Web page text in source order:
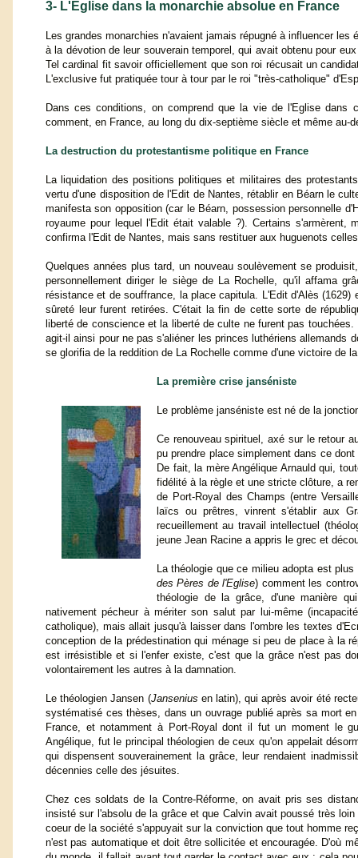
3- L'Eglise dans la monarchie absolue en France
Les grandes monarchies n'avaient jamais répugné à influencer
à la dévotion de leur souverain temporel, qui avait obtenu pour
Tel cardinal fit savoir officiellement que son roi récusait un
L'exclusive fut pratiquée tour à tour par le roi "très-catholique"
Dans ces conditions, on comprend que la vie de l'Eglise dans
comment, en France, au long du dix-septième siècle et même
La destruction du protestantisme politique en France
La liquidation des positions politiques et militaires des
vertu d'une disposition de l'Edit de Nantes, rétablir en Béarn le
manifesta son opposition (car le Béarn, possession personnelle
royaume pour lequel l'Edit était valable ?). Certains
confirma l'Edit de Nantes, mais sans restituer aux huguenots
Quelques années plus tard, un nouveau soulèvement se
personnellement diriger le siège de La Rochelle, qu'il affama
résistance et de souffrance, la place capitula. L'Edit d'Alès
sûreté leur furent retirées. C'était la fin de cette sorte de
liberté de conscience et la liberté de culte ne furent pas
agit-il ainsi pour ne pas s'aliéner les princes luthériens allemands
se glorifia de la reddition de La Rochelle comme d'une victoire de
La première crise janséniste
Le problème janséniste est né de la
Ce renouveau spirituel, axé sur le retour
pu prendre place simplement dans ce
De fait, la mère Angélique Arnauld qui,
fidélité à la règle et une stricte clôture, a
de Port-Royal des Champs (entre
laïcs ou prêtres, vinrent s'établir aux
recueillement au travail intellectuel
jeune Jean Racine a appris le grec et
La théologie que ce milieu adopta est
des Pères de l'Eglise) comment les
théologie de la grâce, d'une manière
nativement pécheur à mériter son salut par lui-même
catholique), mais allait jusqu'à laisser dans l'ombre les textes
conception de la prédestination qui ménage si peu de place à la
est irrésistible et si l'enfer existe, c'est que la grâce n'est pas
volontairement les autres à la damnation.
Le théologien Jansen (Jansenius en latin), qui après avoir été
systématisé ces thèses, dans un ouvrage publié après sa mort
France, et notamment à Port-Royal dont il fut un moment le
Angélique, fut le principal théologien de ceux qu'on appelait
qui dispensent souverainement la grâce, leur rendaient
décennies celle des jésuites.
Chez ces soldats de la Contre-Réforme, on avait pris ses
insisté sur l'absolu de la grâce et que Calvin avait poussé très
coeur de la société s'appuyait sur la conviction que tout homme
n'est pas automatique et doit être sollicitée et encouragée. D'où